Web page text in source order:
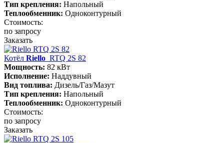
Тип крепления: Напольный
Теплообменник: Одноконтурный
Стоимость:
по запросу
Заказать
Котёл Riello RTQ 2S 82
Мощность: 82 кВт
Исполнение: Наддувный
Вид топлива: Дизель/Газ/Мазут
Тип крепления: Напольный
Теплообменник: Одноконтурный
Стоимость:
по запросу
Заказать